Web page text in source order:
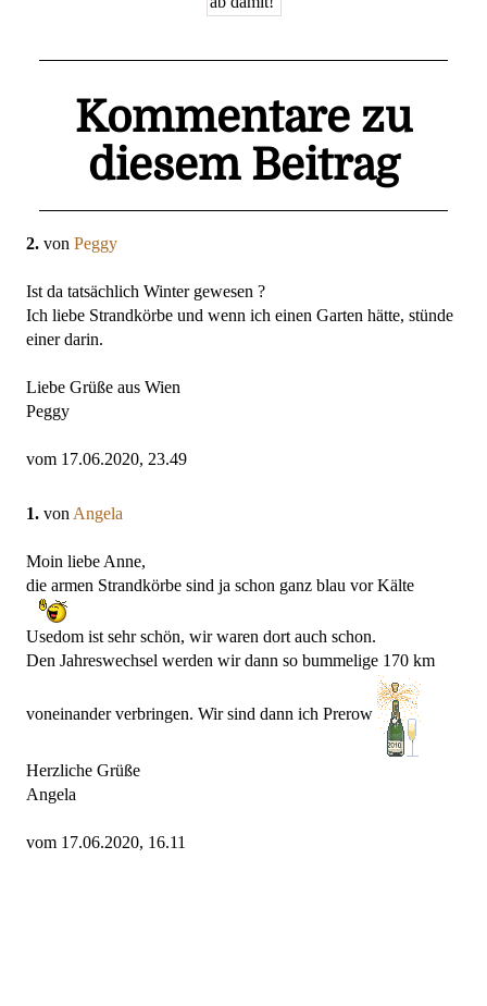
Kommentare zu
diesem Beitrag
2. von Peggy
Ist da tatsächlich Winter gewesen ?
Ich liebe Strandkörbe und wenn ich einen Garten hätte, stünde
einer darin.
Liebe Grüße aus Wien
Peggy
vom 17.06.2020, 23.49
1. von Angela
Moin liebe Anne,
die armen Strandkörbe sind ja schon ganz blau vor Kälte
Usedom ist sehr schön, wir waren dort auch schon.
Den Jahreswechsel werden wir dann so bummelige 170 km
voneinander verbringen. Wir sind dann ich Prerow
Herzliche Grüße
Angela
vom 17.06.2020, 16.11